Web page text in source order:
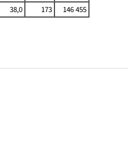
38,0 173 146 455